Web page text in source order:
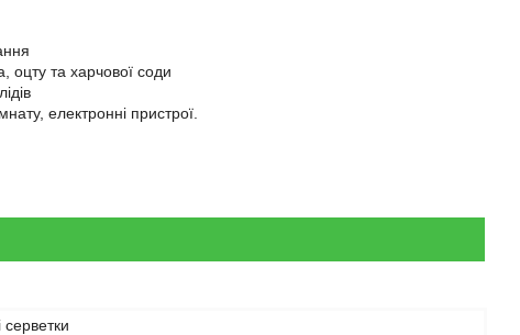
та харчової соди
електронні пристрої.
серветки